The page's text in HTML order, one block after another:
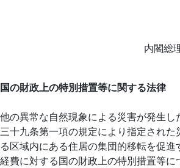
内閣総
の財政上の特別措置等に関する法律
の異常な自然現象による災害が発生し
十九条第一項の規定により指定された
区域内にある住居の集団的移転を促進
費に対する国の財政上の特別措置等に